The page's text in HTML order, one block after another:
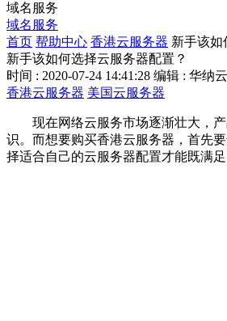
域名服务
域名服务
首页 帮助中心 香港云服务器 新手该如
新手该如何选择云服务器配置？
时间 : 2020-07-24 14:41:28 编辑 : 华纳云
香港云服务器 美国云服务器
现在网络云服务市场逐渐壮大，
识。而想要购买香港云服务器，首先
择适合自己的云服务器配置才能既满